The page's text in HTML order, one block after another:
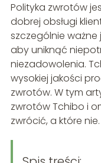
Polityka zwrotów
dobrej obsługi
szczególnie
aby uniknąć
niezadowolenia.
wysokiej jakości
zwrotów. W tym
zwrotów Tchibo i
zwrócić, a które nie.